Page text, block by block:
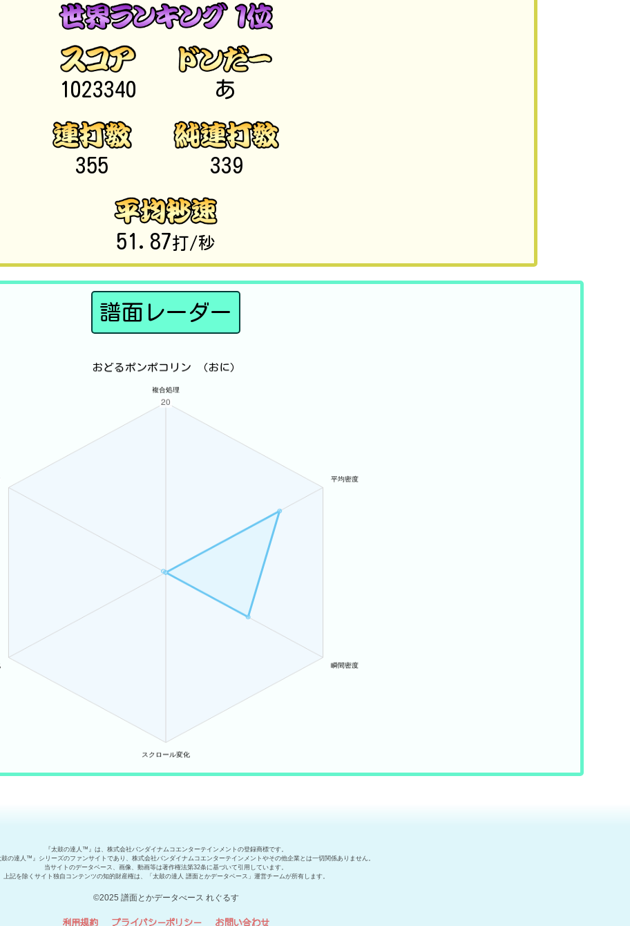
1023340 あ
355 339
51.87打/秒
譜面レーダー
『太鼓の達人™』は、株式会社バンダイナムコエンターテインメントの登録商標です。
鼓の達人™』シリーズのファンサイトであり、株式会社バンダイナムコエンターテインメントやその他企業とは一切関係ありません。
当サイトのデータベース、画像、動画等は著作権法第32条に基づいて引用しています。
上記を除くサイト独自コンテンツの知的財産権は、「太鼓の達人 譜面とかデータベース」運営チームが所有します。
©2025 譜面とかデータべース れぐるす
利用規約 プライバシーポリシー お問い合わせ